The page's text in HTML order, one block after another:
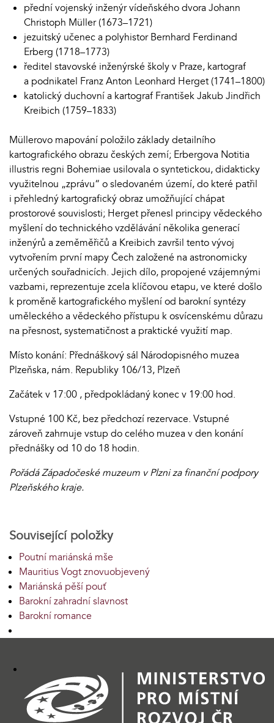
přední vojenský inženýr vídeňského dvora Johann
Christoph Müller (1673–1721)
jezuitský učenec a polyhistor Bernhard Ferdinand
Erberg (1718–1773)
ředitel stavovské inženýrské školy v Praze, kartograf
a podnikatel Franz Anton Leonhard Herget (1741–1800)
katolický duchovní a kartograf František Jakub Jindřich
Kreibich (1759–1833)
Müllerovo mapování položilo základy detailního
kartografického obrazu českých zemí; Erbergova Notitia
illustris regni Bohemiae usilovala o syntetickou, didakticky
využitelnou „zprávu“ o sledovaném území, do které patřil
i přehledný kartografický obraz umožňující chápat
prostorové souvislosti; Herget přenesl principy vědeckého
myšlení do technického vzdělávání několika generací
inženýrů a zeměměřičů a Kreibich završil tento vývoj
vytvořením první mapy Čech založené na astronomicky
určených souřadnicích. Jejich dílo, propojené vzájemnými
vazbami, reprezentuje zcela klíčovou etapu, ve které došlo
k proměně kartografického myšlení od barokní syntézy
uměleckého a vědeckého přístupu k osvícenskému důrazu
na přesnost, systematičnost a praktické využití map.
Místo konání: Přednáškový sál Národopisného muzea
Plzeňska, nám. Republiky 106/13, Plzeň
Začátek v 17:00 , předpokládaný konec v 19:00 hod.
Vstupné 100 Kč, bez předchozí rezervace. Vstupné
zároveň zahrnuje vstup do celého muzea v den konání
přednášky od 10 do 18 hodin.
Pořádá Západočeské muzeum v Plzni za finanční podpory
Plzeňského kraje.
Související položky
Poutní mariánská mše
Mauritius Vogt znovuobjevený
Mariánská pěší pouť
Barokní zahradní slavnost
Barokní romance